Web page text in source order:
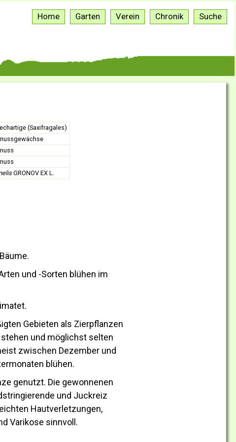
Home Garten Verein Chronik Suche
(Saxifragales)
GRONOV EX L.
und -Sorten blühen im
Gebieten als Zierpflanzen
und möglichst selten
zwischen Dezember und
blühen.
genutzt. Die gewonnenen
und Juckreiz
Hautverletzungen,
Varikose sinnvoll.